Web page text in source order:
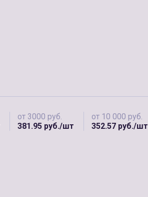
от 3000 руб.
381.95 руб./шт
от 10 000 руб.
352.57 руб./шт